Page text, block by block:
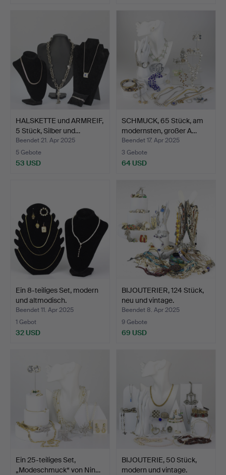
HALSKETTE und ARMREIF,
5 Stück, Silber und…
Beendet 21. Apr 2025
5 Gebote
53 USD
SCHMUCK, 65 Stück, am
modernsten, großer A…
Beendet 17. Apr 2025
3 Gebote
64 USD
Ein 8-teiliges Set, modern
und altmodisch.
Beendet 11. Apr 2025
1 Gebot
32 USD
BIJOUTERIER, 124 Stück,
neu und vintage.
Beendet 8. Apr 2025
9 Gebote
69 USD
Ein 25-teiliges Set,
„Modeschmuck“ von Nin…
BIJOUTERIE, 50 Stück,
modern und vintage.